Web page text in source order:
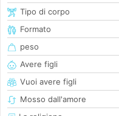
Tipo di corpo
Formato
peso
Avere figli
Vuoi avere figli
Mosso dall'amore